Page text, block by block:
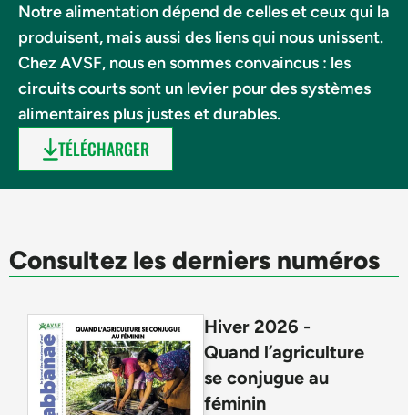
Notre alimentation dépend de celles et ceux qui la
produisent, mais aussi des liens qui nous unissent.
Chez AVSF, nous en sommes convaincus : les
circuits courts sont un levier pour des systèmes
alimentaires plus justes et durables.
TÉLÉCHARGER
Consultez les derniers numéros
Hiver 2026 -
Quand l’agriculture
se conjugue au
féminin